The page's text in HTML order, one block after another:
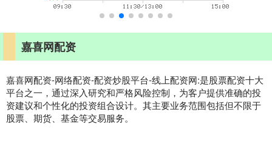
嘉喜网配资
嘉喜网配资-网络配资-配资炒股平台-线上配资网:是股票配资十大
平台之一，通过深入研究和严格风险控制，为客户提供准确的投
资建议和个性化的投资组合设计。其主要业务范围包括但不限于
股票、期货、基金等交易服务。